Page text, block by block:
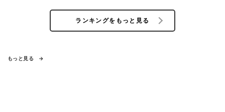
ランキングをもっと見る
もっと見る